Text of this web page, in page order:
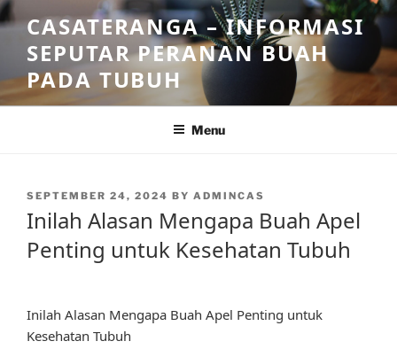
Skip
to
content
CASATERANGA – INFORMASI
SEPUTAR PERANAN BUAH
PADA TUBUH
Menu
POSTED
SEPTEMBER 24, 2024 BY ADMINCAS
Inilah Alasan Mengapa Buah Apel
Penting untuk Kesehatan Tubuh
Inilah Alasan Mengapa Buah Apel Penting untuk
Kesehatan Tubuh